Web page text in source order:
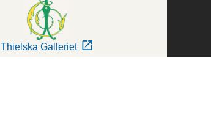
Thielska Galleriet